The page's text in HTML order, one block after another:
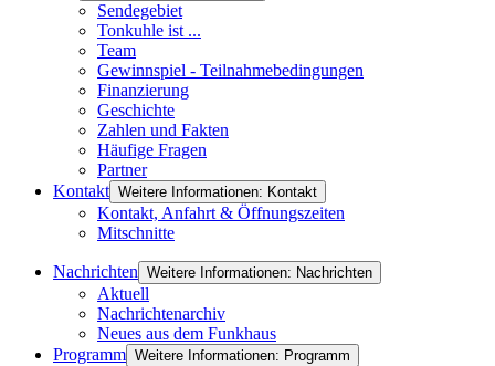
Sendegebiet
Tonkuhle ist ...
Team
Gewinnspiel - Teilnahmebedingungen
Finanzierung
Geschichte
Zahlen und Fakten
Häufige Fragen
Partner
Kontakt Weitere Informationen: Kontakt
Kontakt, Anfahrt & Öffnungszeiten
Mitschnitte
Nachrichten Weitere Informationen: Nachrichten
Aktuell
Nachrichtenarchiv
Neues aus dem Funkhaus
Programm Weitere Informationen: Programm